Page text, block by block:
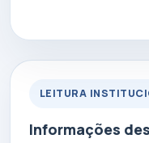
LEITURA
Informações